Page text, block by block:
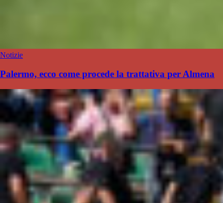
Notizie
Palermo, ecco come procede la trattativa per Almena